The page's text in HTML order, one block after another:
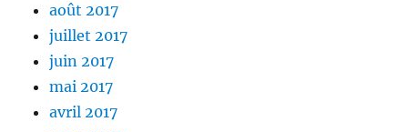
août 2017
juillet 2017
juin 2017
mai 2017
avril 2017